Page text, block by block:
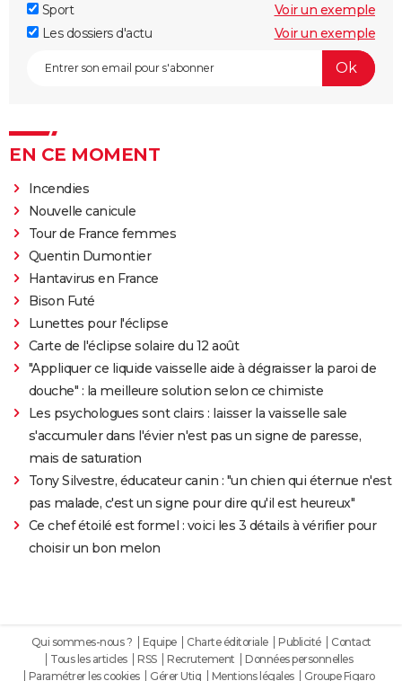
Sport
Voir un exemple
Les dossiers d'actu
Voir un exemple
EN CE MOMENT
Incendies
Nouvelle canicule
Tour de France femmes
Quentin Dumontier
Hantavirus en France
Bison Futé
Lunettes pour l'éclipse
Carte de l'éclipse solaire du 12 août
"Appliquer ce liquide vaisselle aide à dégraisser la paroi de
douche" : la meilleure solution selon ce chimiste
Les psychologues sont clairs : laisser la vaisselle sale
s'accumuler dans l'évier n'est pas un signe de paresse,
mais de saturation
Tony Silvestre, éducateur canin : "un chien qui éternue n'est
pas malade, c'est un signe pour dire qu'il est heureux"
Ce chef étoilé est formel : voici les 3 détails à vérifier pour
choisir un bon melon
Qui sommes-nous ? Equipe Charte éditoriale Publicité
Contact
Tous les articles
RSS Recrutement
Données personnelles
Paramétrer les cookies
Gérer Utiq Mentions légales Groupe Figaro